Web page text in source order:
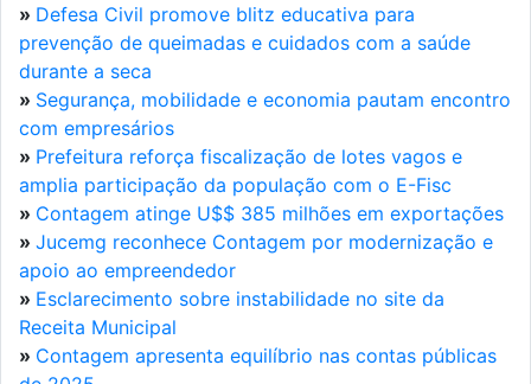
» Defesa Civil promove blitz educativa para
prevenção de queimadas e cuidados com a saúde
durante a seca
» Segurança, mobilidade e economia pautam encontro
com empresários
» Prefeitura reforça fiscalização de lotes vagos e
amplia participação da população com o E-Fisc
» Contagem atinge U$$ 385 milhões em exportações
» Jucemg reconhece Contagem por modernização e
apoio ao empreendedor
» Esclarecimento sobre instabilidade no site da
Receita Municipal
» Contagem apresenta equilíbrio nas contas públicas